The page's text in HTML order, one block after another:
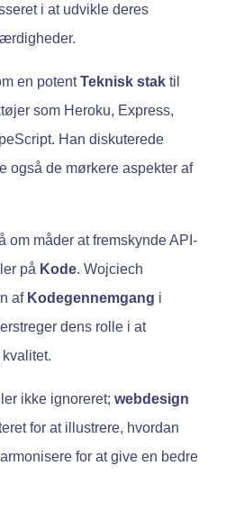
i at udvikle deres
en potentTeknisk stak til
som Heroku, Express,
Han diskuterede
også de mørkere aspekter af
om måder at fremskynde API-
på Kode. Wojciech
af Kodegennemgang i
dens rolle i at
ikke ignoreret; webdesign
for at illustrere, hvordan
for at give en bedre